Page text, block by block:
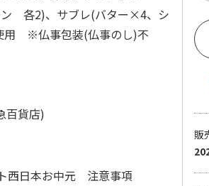
ン 各2)、サブレ(バター×4、シ
※仏事包装(仏事のし)不
百貨店)
西日本お中元 注意事項
販